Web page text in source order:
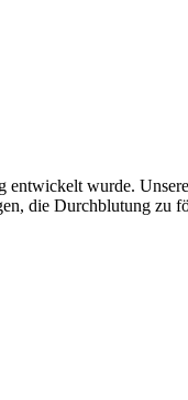
entwickelt wurde.
die Durchblutung zu